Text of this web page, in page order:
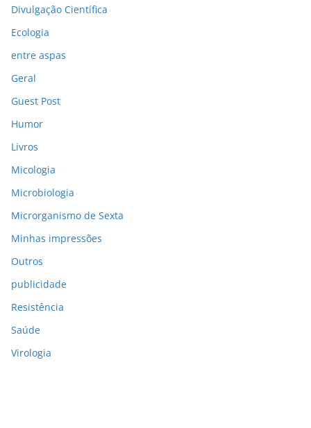
Divulgação Científica
Ecologia
entre aspas
Geral
Guest Post
Humor
Livros
Micologia
Microbiologia
Microrganismo de Sexta
Minhas impressões
Outros
publicidade
Resistência
Saúde
Virologia